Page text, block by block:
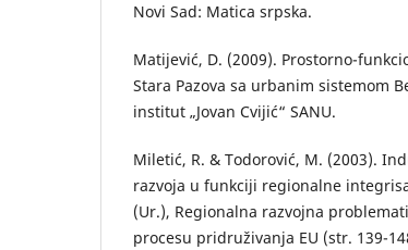
Novi Sad: Matica srpska.
Matijević, D. (2009). Prostorno-
Stara Pazova sa urbanim sistemom
institut „Jovan Cvijić“ SANU.
Miletić, R. & Todorović, M. (2003).
razvoja u funkciji regionalne
(Ur.), Regionalna razvojna
procesu pridruživanja EU (str. 139-